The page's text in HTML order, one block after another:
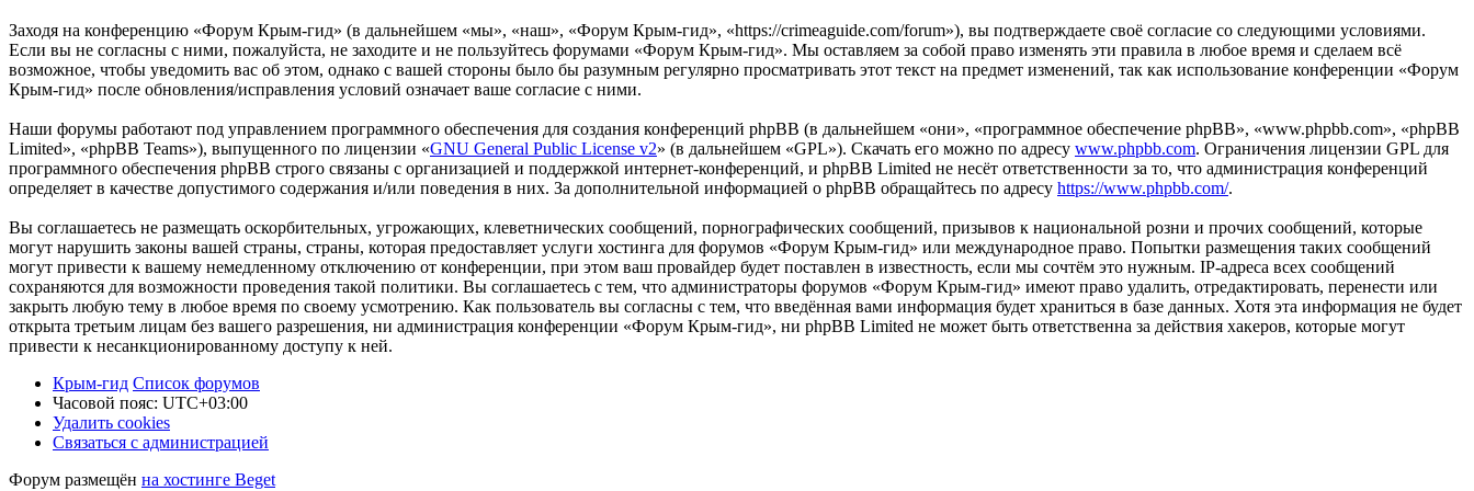
Заходя на конференцию «Форум Крым-гид» (в дальнейшем «мы», «наш», «Форум Крым-гид», «https://crimeaguide.com/forum»), вы подтверждаете своё согласие со следующими условиями.
Если вы не согласны с ними, пожалуйста, не заходите и не пользуйтесь форумами «Форум Крым-гид». Мы оставляем за собой право изменять эти правила в любое время и сделаем всё
возможное, чтобы уведомить вас об этом, однако с вашей стороны было бы разумным регулярно просматривать этот текст на предмет изменений, так как использование конференции «Форум
Крым-гид» после обновления/исправления условий означает ваше согласие с ними.
Наши форумы работают под управлением программного обеспечения для создания конференций phpBB (в дальнейшем «они», «программное обеспечение phpBB», «www.phpbb.com», «phpBB
Limited», «phpBB Teams»), выпущенного по лицензии «GNU General Public License v2» (в дальнейшем «GPL»). Скачать его можно по адресу www.phpbb.com. Ограничения лицензии GPL для
программного обеспечения phpBB строго связаны с организацией и поддержкой интернет-конференций, и phpBB Limited не несёт ответственности за то, что администрация конференций
определяет в качестве допустимого содержания и/или поведения в них. За дополнительной информацией о phpBB обращайтесь по адресу https://www.phpbb.com/.
Вы соглашаетесь не размещать оскорбительных, угрожающих, клеветнических сообщений, порнографических сообщений, призывов к национальной розни и прочих сообщений, которые
могут нарушить законы вашей страны, страны, которая предоставляет услуги хостинга для форумов «Форум Крым-гид» или международное право. Попытки размещения таких сообщений
могут привести к вашему немедленному отключению от конференции, при этом ваш провайдер будет поставлен в известность, если мы сочтём это нужным. IP-адреса всех сообщений
сохраняются для возможности проведения такой политики. Вы соглашаетесь с тем, что администраторы форумов «Форум Крым-гид» имеют право удалить, отредактировать, перенести или
закрыть любую тему в любое время по своему усмотрению. Как пользователь вы согласны с тем, что введённая вами информация будет храниться в базе данных. Хотя эта информация не будет
открыта третьим лицам без вашего разрешения, ни администрация конференции «Форум Крым-гид», ни phpBB Limited не может быть ответственна за действия хакеров, которые могут
привести к несанкционированному доступу к ней.
Крым-гид Список форумов
Часовой пояс: UTC+03:00
Удалить cookies
Связаться с администрацией
Форум размещён на хостинге Beget